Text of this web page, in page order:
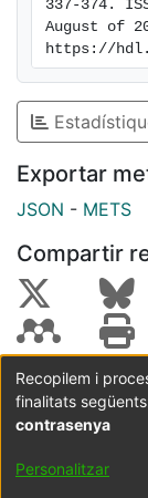
337-374.
August of
https://
Exportar
JSON - METS
Compartir
Coordinació:CRAI UB Avís
subjectes a:
Configuració
de cookies
privadesa
Recopilem i
finalitats
contrasenya
Personalitzar